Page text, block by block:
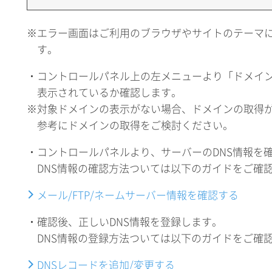
※エラー画面はご利用のブラウザやサイトのテーマ
す。
・コントロールパネル上の左メニューより「ドメイ
表示されているか確認します。
※対象ドメインの表示がない場合、ドメインの取得
参考にドメインの取得をご検討ください。
・コントロールパネルより、サーバーのDNS情報を
DNS情報の確認方法ついては以下のガイドをご確
メール/FTP/ネームサーバー情報を確認する
・確認後、正しいDNS情報を登録します。
DNS情報の登録方法ついては以下のガイドをご確
DNSレコードを追加/変更する